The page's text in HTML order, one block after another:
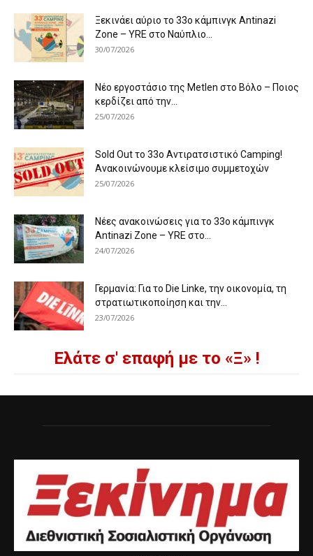
Ξεκινάει αύριο το 33ο κάμπινγκ Antinazi
Zone – YRE στο Ναύπλιο...
30/07/2026
Νέο εργοστάσιο της Metlen στο Βόλο – Ποιος
κερδίζει από την...
25/07/2026
Sold Out το 33ο Αντιρατσιστικό Camping!
Ανακοινώνουμε κλείσιμο συμμετοχών
25/07/2026
Νέες ανακοινώσεις για το 33ο κάμπινγκ
Antinazi Zone – YRE στο...
24/07/2026
Γερμανία: Για το Die Linke, την οικονομία, τη
στρατιωτικοποίηση και την...
23/07/2026
Ελάτε σ' επαφή με το «Ξ» !